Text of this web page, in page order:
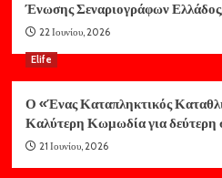
Ένωσης Σεναριογράφων
22 Ιουνίου, 2026
Elife
Ο «Ένας Καταπληκτικός
Καλύτερη Κωμωδία για δεύτερη
21 Ιουνίου, 2026